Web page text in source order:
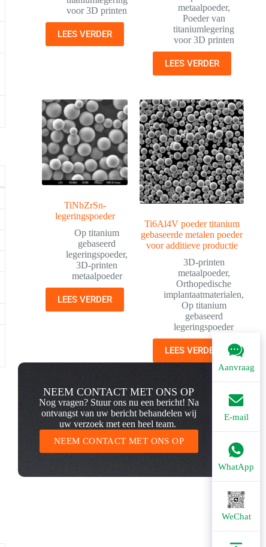
Aanvraag
E-mail
WhatApp
WeChat
voor 3D printen
LEES VERDER
metaalpoeder,
Poeder van
titaniumlegering
voor 3D printen
LEES VERDER
TiNbZrSn-
legeringspoeder
Op titanium
gebaseerd
legeringspoeder,
3D-printen
metaalpoeder
LEES VERDER
Ti6Al4V poeder titanium
gebaseerde metalen poeder
voor additieve productie
3D-printen
metaalpoeder,
Orthopedische
implantaatmaterialen,
Op titanium
gebaseerd
legeringspoeder
LEES VERDER
NEEM CONTACT MET ONS OP
Nog vragen? Stuur ons nu een bericht! Na
ontvangst van uw bericht behandelen wij
uw verzoek met een heel team.
NEEM CONTACT MET ONS OP